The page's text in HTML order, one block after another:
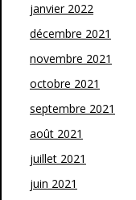
janvier 2022
décembre 2021
novembre 2021
octobre 2021
septembre 2021
août 2021
juillet 2021
juin 2021